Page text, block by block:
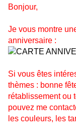
Bonjour,
Je vous montre
anniversaire :
Si vous êtes
thèmes : bonne
rétablissement ou
pouvez me
les couleurs, les